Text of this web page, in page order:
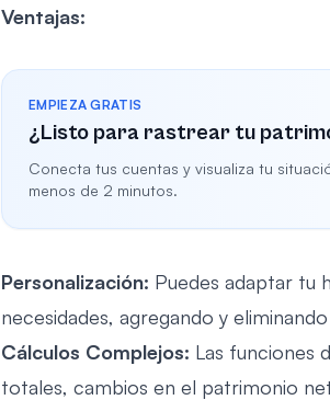
Ventajas:
EMPIEZA GRATIS
¿Listo para rastrear tu
Conecta tus cuentas y visualiza tu
menos de 2 minutos.
Personalización: Puedes adaptar tu
necesidades, agregando y
Cálculos Complejos: Las funciones
totales, cambios en el patrimonio